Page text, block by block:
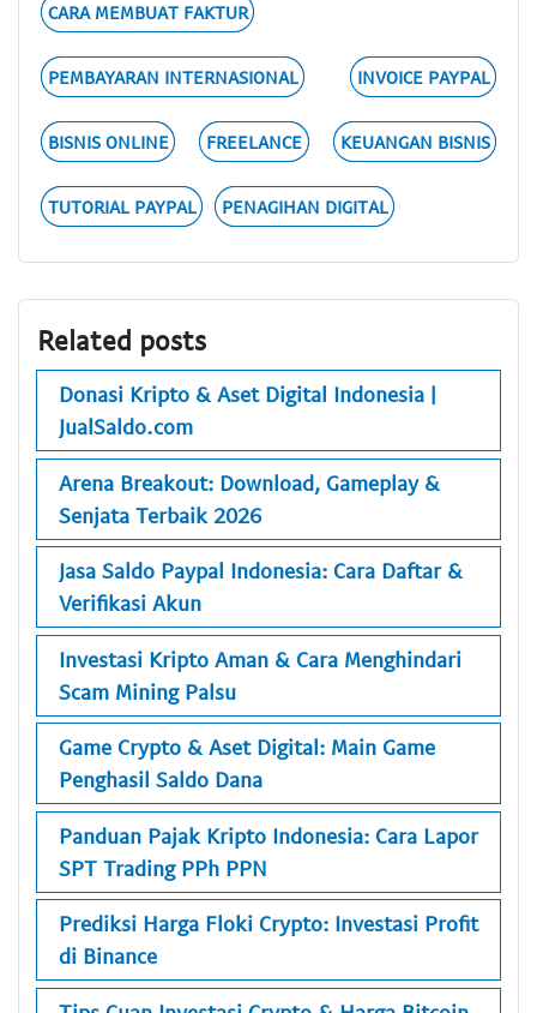
CARA MEMBUAT FAKTUR
PEMBAYARAN INTERNASIONAL INVOICE PAYPAL
BISNIS ONLINE FREELANCE KEUANGAN BISNIS
TUTORIAL PAYPAL PENAGIHAN DIGITAL
Related posts
Donasi Kripto & Aset Digital Indonesia |
JualSaldo.com
Arena Breakout: Download, Gameplay &
Senjata Terbaik 2026
Jasa Saldo Paypal Indonesia: Cara Daftar &
Verifikasi Akun
Investasi Kripto Aman & Cara Menghindari
Scam Mining Palsu
Game Crypto & Aset Digital: Main Game
Penghasil Saldo Dana
Panduan Pajak Kripto Indonesia: Cara Lapor
SPT Trading PPh PPN
Prediksi Harga Floki Crypto: Investasi Profit
di Binance